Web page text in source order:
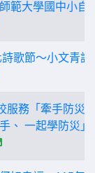
範大學國中小自
歌節～小文青詩
服務「牽手防災
、 一起學防災」